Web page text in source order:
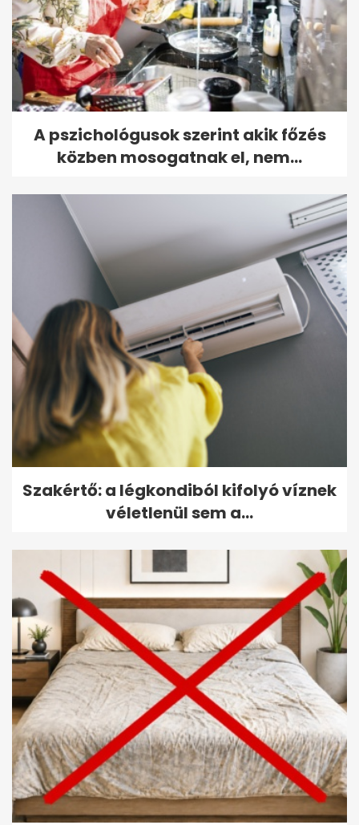
A pszichológusok szerint akik főzés
közben mosogatnak el, nem...
Szakértő: a légkondiból kifolyó víznek
véletlenül sem a...